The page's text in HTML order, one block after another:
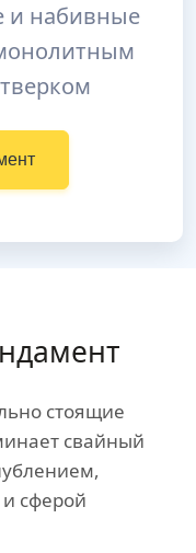
и набивные
стоящие
свайный
сферой